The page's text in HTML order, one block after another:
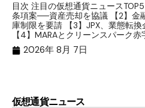
目次 注目の仮想通貨ニュース
条項案──資産売却を協議 【2】金
庫制限を要請 【3】JPX、業態転
【4】MARAとクリーンスパーク赤
2026年 8月 7日
仮想通貨ニュース